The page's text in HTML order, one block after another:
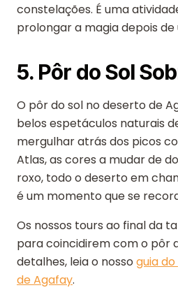
constelações. É uma
prolongar a magia depois
5. Pôr do Sol
O pôr do sol no deserto de
belos espetáculos naturais
mergulhar atrás dos picos
Atlas, as cores a mudar de
roxo, todo o deserto em
é um momento que se
Os nossos tours ao final da
para coincidirem com o pôr
detalhes, leia o nosso guia
de Agafay.